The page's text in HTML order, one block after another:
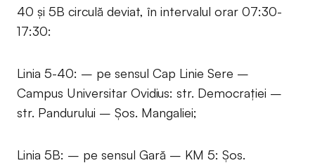
40 și 5B circulă deviat, în intervalul orar 07:30-
17:30:
Linia 5-40: – pe sensul Cap Linie Sere –
Campus Universitar Ovidius: str. Democrației –
str. Pandurului – Șos. Mangaliei;
Linia 5B: – pe sensul Gară – KM 5: Șos.